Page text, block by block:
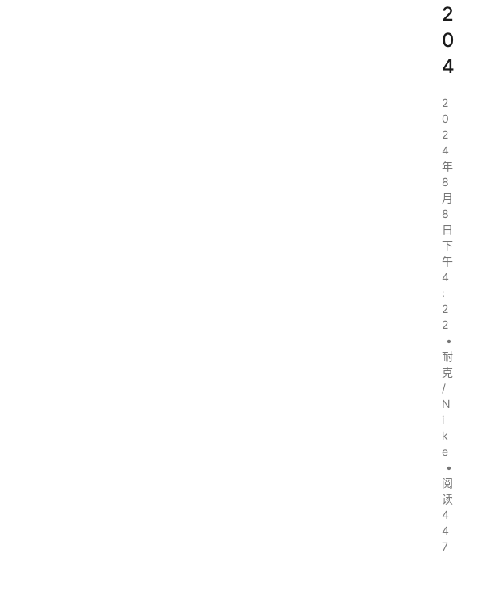
2
0
4
2
0
2
4
年
8
月
8
日
下
午
4
:
2
2
•
耐
克
/
N
i
k
e
•
阅
读
4
4
7